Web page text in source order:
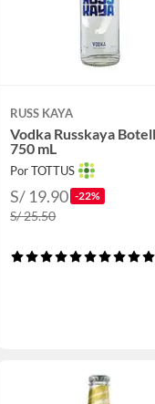
RUSS KAYA
Vodka Russkaya
750 mL
Por TOTTUS
S/ 19.90 -22%
S/ 25.50